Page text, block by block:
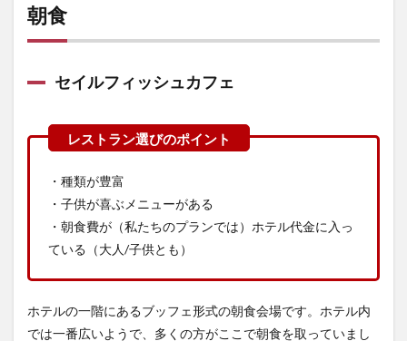
朝食
セイルフィッシュカフェ
・種類が豊富
・子供が喜ぶメニューがある
・朝食費が（私たちのプランでは）ホテル代金に入っ
ている（大人/子供とも）
ホテルの一階にあるブッフェ形式の朝食会場です。ホテル内
では一番広いようで、多くの方がここで朝食を取っていまし